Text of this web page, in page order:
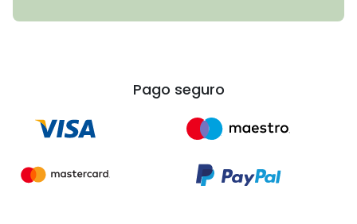
Pago seguro